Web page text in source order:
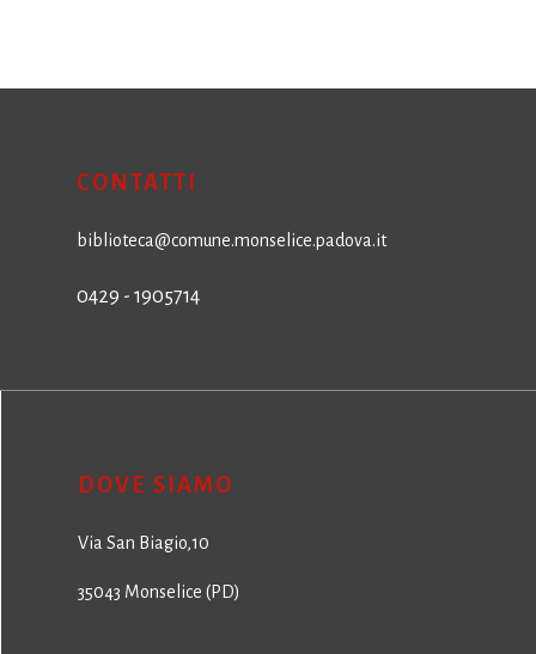
CONTATTI
biblioteca@comune.monselice.padova.it
0429 - 1905714
DOVE SIAMO
Via San Biagio,10
35043 Monselice (PD)